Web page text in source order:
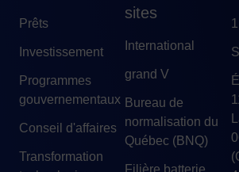
Prêts
Investissement
Programmes
gouvernementaux
Conseil d'affaires
Transformation
sites
International
grand V
Bureau de
normalisation du
Québec (BNQ)
Filière batterie